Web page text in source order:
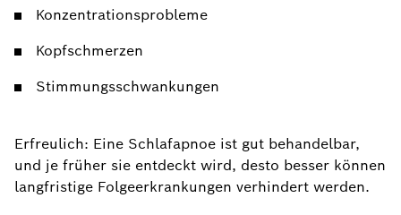
Konzentrationsprobleme
Kopfschmerzen
Stimmungsschwankungen
Erfreulich: Eine Schlafapnoe ist gut behandelbar,
und je früher sie entdeckt wird, desto besser können
langfristige Folgeerkrankungen verhindert werden.